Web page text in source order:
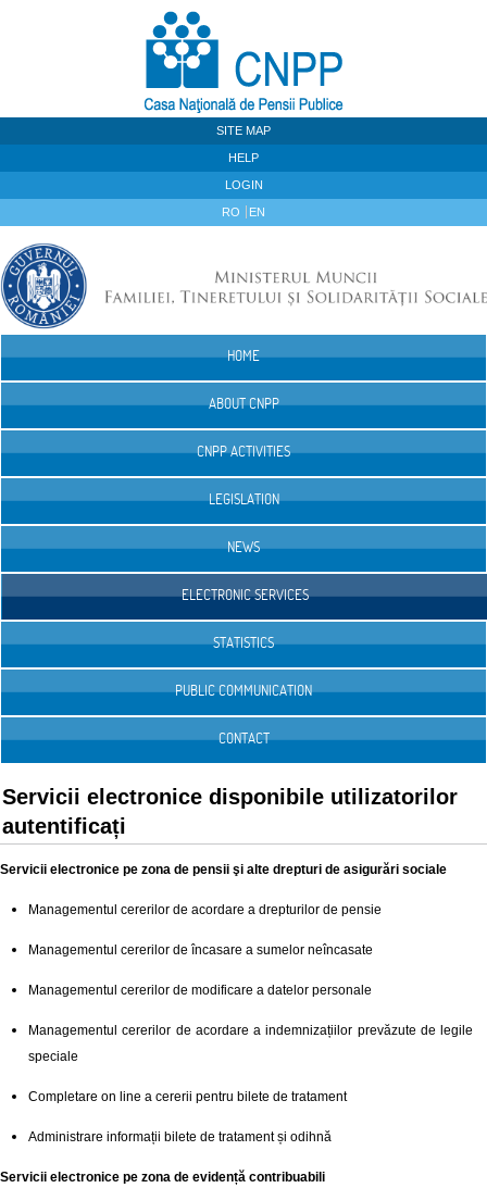
SITE MAP
HELP
LOGIN
RO EN
HOME
ABOUT CNPP
CNPP ACTIVITIES
LEGISLATION
NEWS
ELECTRONIC SERVICES
STATISTICS
PUBLIC COMMUNICATION
CONTACT
Servicii electronice disponibile utilizatorilor
autentificați
Servicii electronice pe zona de pensii şi alte drepturi de asigurări sociale
Managementul cererilor de acordare a drepturilor de pensie
Managementul cererilor de încasare a sumelor neîncasate
Managementul cererilor de modificare a datelor personale
Managementul cererilor de acordare a indemnizațiilor prevăzute de legile
speciale
Completare on line a cererii pentru bilete de tratament
Administrare informații bilete de tratament și odihnă
Servicii electronice pe zona de evidență contribuabili